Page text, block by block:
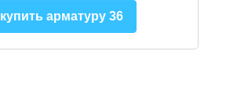
купить арматуру 36